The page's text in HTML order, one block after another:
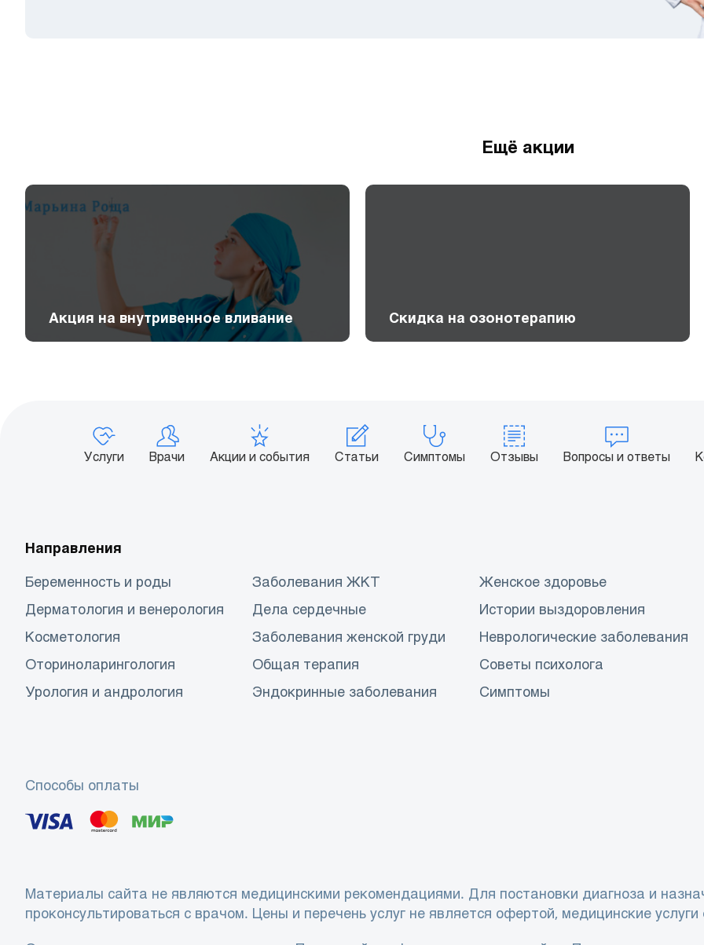
Ещё акции
Акция на внутривенное вливание Скидка на озонотерапию
Услуги Врачи Акции и события Статьи Симптомы Отзывы Вопросы и ответы
Направления
Беременность и роды Заболевания ЖКТ
Женское здоровье
Дерматология и венерология
Дела сердечные
Истории выздоровления
Косметология
Заболевания женской груди
Неврологические заболевания
Оториноларингология
Общая терапия
Советы психолога
Урология и андрология
Эндокринные заболевания Симптомы
Способы оплаты
Материалы сайта не являются медицинскими рекомендациями. Для постановки диагноза и
проконсультироваться с врачом. Цены и перечень услуг не является офертой, медицинские